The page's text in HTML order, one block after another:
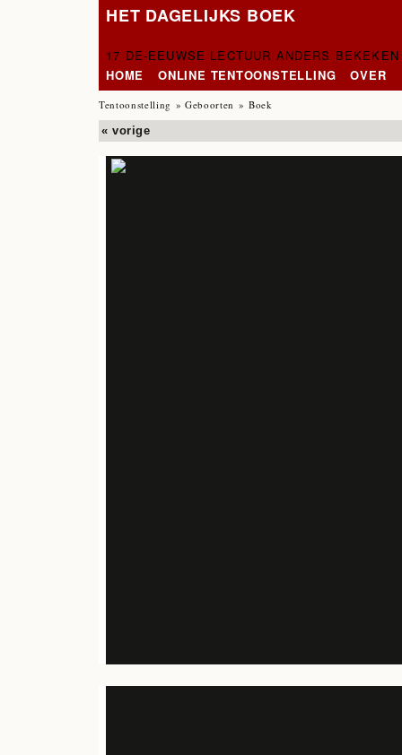
HET DAGELIJKS BOEK
17 DE-EEUWSE LECTUUR ANDERS BEKEKEN
HOME
ONLINE TENTOONSTELLING OVER
Tentoonstelling » Geboorten » Boek
« vorige